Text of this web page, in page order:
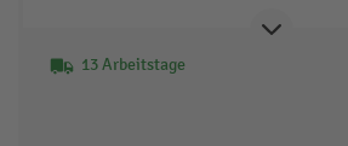
13 Arbeitstage